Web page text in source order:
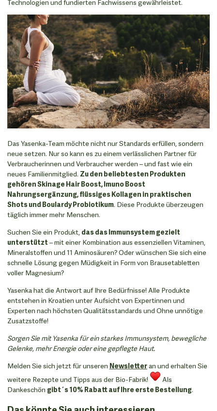
Das Yasenka-Team möchte nicht nur Standards erfüllen, sondern
neue setzen. Nur so kann es zu einem verlässlichen Partner für
Verbraucherinnen und Verbraucher werden – und fast wie ein
neues Familienmitglied. Zu den beliebtesten Produkten
gehören Skinage Hair Boost, Imuno Boost
Nahrungsergänzung, flüssiges Kollagen in praktischen
Shots und Boulardy Probiotikum. Diese Produkte überzeugen
täglich immer mehr Menschen.
Suchen Sie ein Produkt, das das Immunsystem gezielt
unterstützt– mit einer Kombination aus essenziellen Vitaminen,
Mineralstoffen und 11 Aminosäuren? Oder wünschen Sie sich eine
schnelle Lösung gegen Müdigkeit in Form von Brausetabletten
voller Magnesium?
Yasenka hat die Antwort auf Ihre Bedürfnisse! Alle Produkte
entstehen in Kroatien unter Aufsicht von Expertinnen und
Experten nach höchsten Qualitätsstandards und Ohne unnötige
Zusatzstoffe!
Sorgen Sie mit Yasenka für ein starkes Immunsystem, bewegliche
Gelenke, mehr Energie oder eine gepflegte Haut.
Melden Sie sich jetzt für unseren Newsletteran und erhalten Sie
weitere Rezepte und Tipps aus der Bio-Fabrik!
Als
Dankeschön gibt´s 10% Rabatt auf Ihre erste Bestellung.